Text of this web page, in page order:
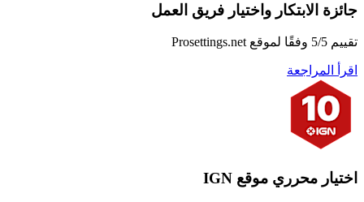
جائزة الابتكار واختيار فريق العمل
تقييم 5/5 وفقًا لموقع Prosettings.net
اقرأ المراجعة
اختيار محرري موقع IGN